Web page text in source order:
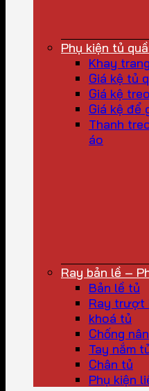
Phụ kiện tủ
Khay
Giá kệ tủ
Giá kệ
Giá kệ để
Thanh
áo
Ray bản lề –
Bản lề tủ
Ray trượt
khoá tủ
Chống
Tay nắm
Chân tủ
Phụ kiện